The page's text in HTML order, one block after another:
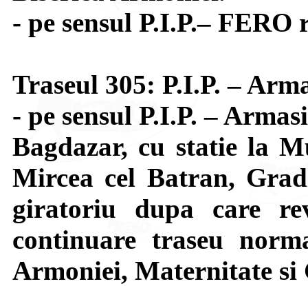
- pe sensul P.I.P.–
Traseul 305: P.I.P. –
- pe sensul P.I.P. –
Bagdazar, cu statie la
Mircea cel Batran,
giratoriu dupa care
continuare traseu
Armoniei, Maternitate